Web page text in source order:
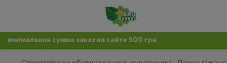
сумма заказ на сайте 500 грн